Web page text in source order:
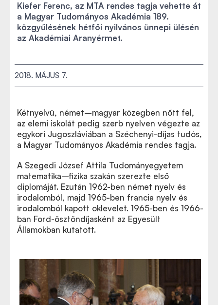
Kiefer Ferenc, az MTA rendes tagja vehette át
a Magyar Tudományos Akadémia 189.
közgyűlésének hétfői nyilvános ünnepi ülésén
az Akadémiai Aranyérmet.
2018. MÁJUS 7.
Kétnyelvű, német–magyar közegben nőtt fel,
az elemi iskolát pedig szerb nyelven végezte az
egykori Jugoszláviában a Széchenyi-díjas tudós,
a Magyar Tudományos Akadémia rendes tagja.
A Szegedi József Attila Tudományegyetem
matematika–fizika szakán szerezte első
diplomáját. Ezután 1962-ben német nyelv és
irodalomból, majd 1965-ben francia nyelv és
irodalomból kapott oklevelet. 1965-ben és 1966-
ban Ford-ösztöndíjasként az Egyesült
Államokban kutatott.